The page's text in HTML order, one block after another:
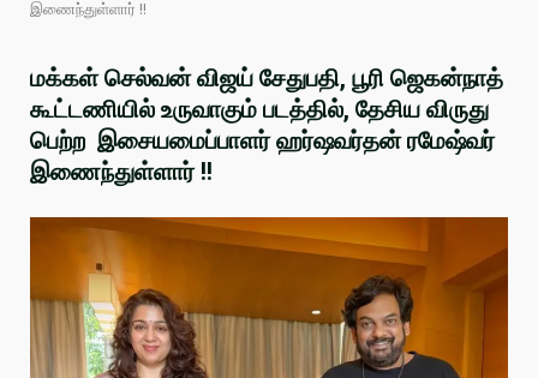
இணைந்துள்ளார் !!
மக்கள் செல்வன் விஜய் சேதுபதி, பூரி ஜெகன்நாத்
கூட்டணியில் உருவாகும் படத்தில், தேசிய விருது
பெற்ற இசையமைப்பாளர் ஹர்ஷவர்தன் ரமேஷ்வர்
இணைந்துள்ளார் !!